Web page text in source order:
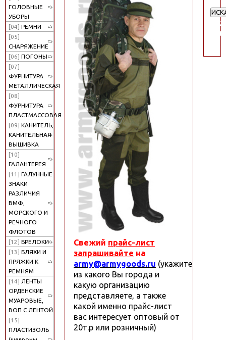
ГОЛОВНЫЕ
УБОРЫ
[04] РЕМНИ
[05]
СНАРЯЖЕНИЕ
[06] ПОГОНЫ
[07]
ФУРНИТУРА
МЕТАЛЛИЧЕСКАЯ
[08]
ФУРНИТУРА
ПЛАСТМАССОВАЯ
[09] КАНИТЕЛЬ,
КАНИТЕЛЬНАЯ
ВЫШИВКА
[10]
ГАЛАНТЕРЕЯ
[11] ГАЛУННЫЕ
ЗНАКИ
РАЗЛИЧИЯ
ВМФ,
МОРСКОГО И
РЕЧНОГО
ФЛОТОВ
[12] БРЕЛОКИ
[13] БЛЯХИ И
ПРЯЖКИ К
РЕМНЯМ
[14] ЛЕНТЫ
ОРДЕНСКИЕ
МУАРОВЫЕ,
ВОП С ЛЕНТОЙ
[15]
ПЛАСТИЗОЛЬ
Cвежий прайс-лист
запрашивайте на
army@armygoods.ru (укажите
из какого Вы города и
какую организацию
представляете, а также
какой именно прайс-лист
вас интересует оптовый от
20т.р или розничный)